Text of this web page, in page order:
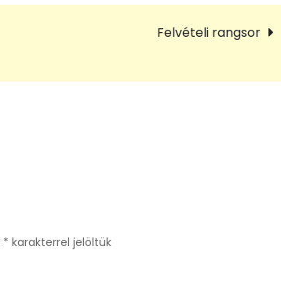
térítési
Felvételi rangsor
* karakterrel jelöltük